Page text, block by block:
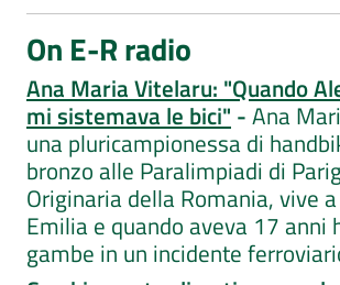
On E-R radio
Ana Maria Vitelaru: "Quando
mi sistemava le bici" -Ana
una pluricampionessa di
bronzo alle Paralimpiadi di
Originaria della Romania, vive
Emilia e quando aveva 17 anni
gambe in un incidente